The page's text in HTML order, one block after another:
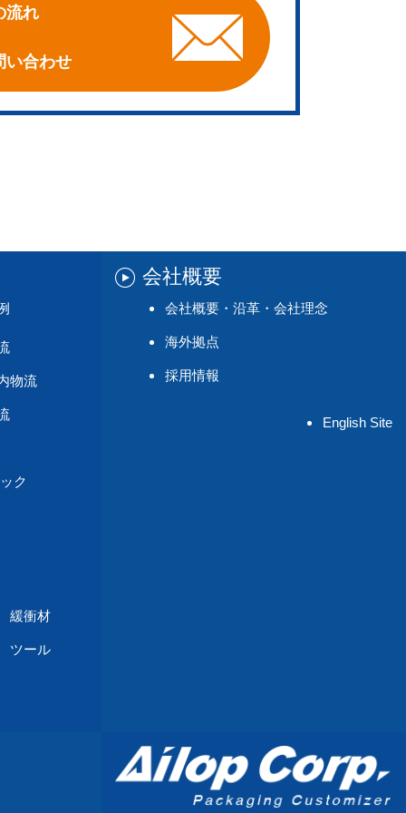
流れ
い合わせ
物流
ク
緩衝材
ツール
会社概要
会社概要・沿革・会社理念
海外拠点
採用情報
English Site